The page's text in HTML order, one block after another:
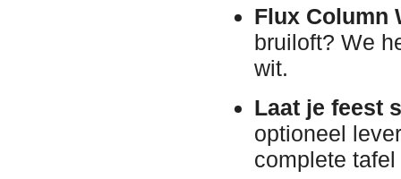
Flux Column
bruiloft? We
wit.
Laat je feest
optioneel
complete